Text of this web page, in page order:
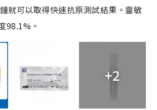
就可以取得快速抗原測試結果。靈敏
98.1%。
+2